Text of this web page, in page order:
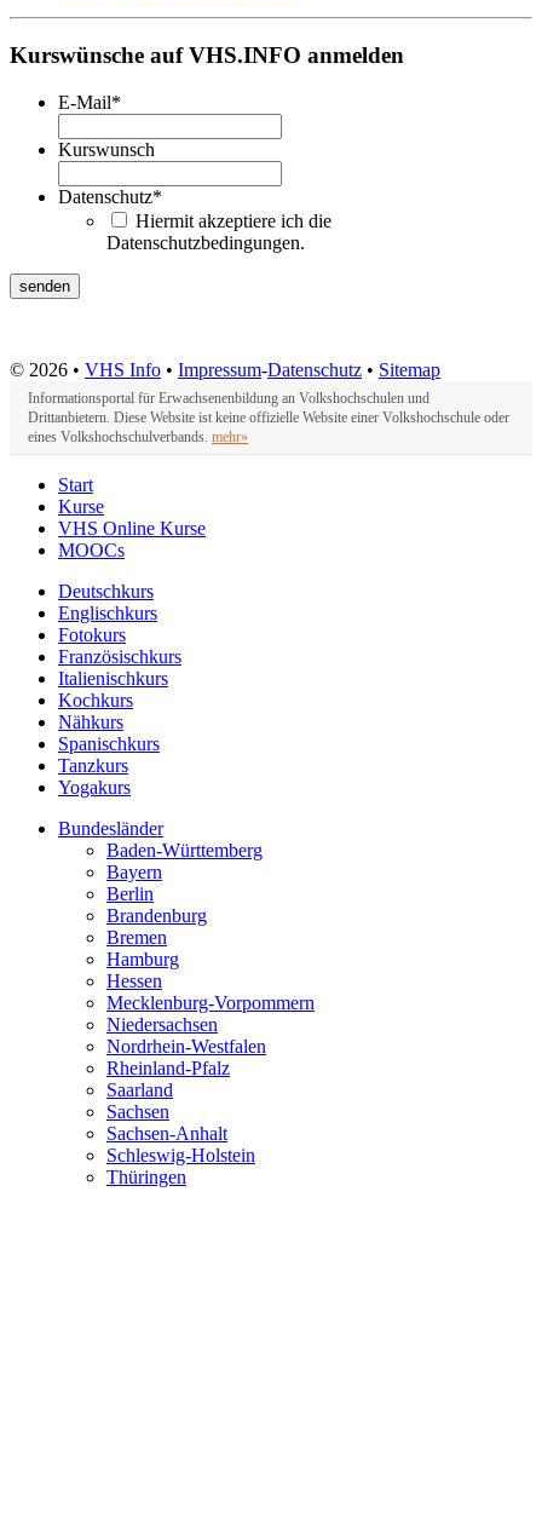
Kurswünsche auf VHS.INFO anmelden
E-Mail*
Kurswunsch
Datenschutz*
Hiermit akzeptiere ich die
Datenschutzbedingungen.
© 2026 • VHS Info • Impressum-Datenschutz • Sitemap
Informationsportal für Erwachsenenbildung an Volkshochschulen und
Drittanbietern. Diese Website ist keine offizielle Website einer Volkshochschule oder
eines Volkshochschulverbands. mehr»
Start
Kurse
VHS Online Kurse
MOOCs
Deutschkurs
Englischkurs
Fotokurs
Französischkurs
Italienischkurs
Kochkurs
Nähkurs
Spanischkurs
Tanzkurs
Yogakurs
Bundesländer
Baden-Württemberg
Bayern
Berlin
Brandenburg
Bremen
Hamburg
Hessen
Mecklenburg-Vorpommern
Niedersachsen
Nordrhein-Westfalen
Rheinland-Pfalz
Saarland
Sachsen
Sachsen-Anhalt
Schleswig-Holstein
Thüringen